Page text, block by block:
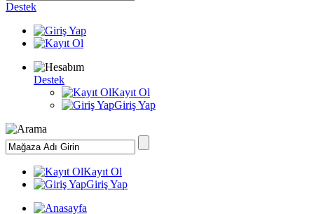
Destek
Destek
Kayıt Ol
Giriş Yap
Kayıt Ol
Giriş Yap